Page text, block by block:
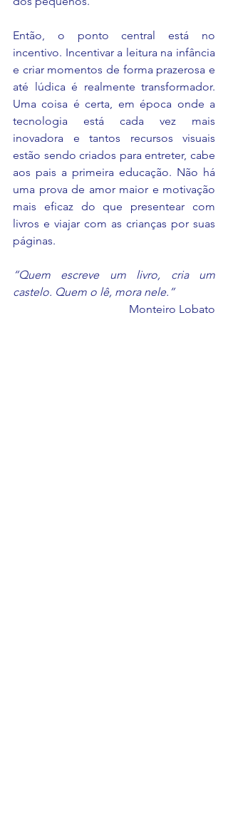
Então, o ponto central está no
incentivo. Incentivar a leitura na infância
e criar momentos de forma prazerosa e
até lúdica é realmente transformador.
Uma coisa é certa, em época onde a
tecnologia está cada vez mais
inovadora e tantos recursos visuais
estão sendo criados para entreter, cabe
aos pais a primeira educação. Não há
uma prova de amor maior e motivação
mais eficaz do que presentear com
livros e viajar com as crianças por suas
páginas.
“Quem escreve um livro, cria um
castelo. Quem o lê, mora nele.”
Monteiro Lobato